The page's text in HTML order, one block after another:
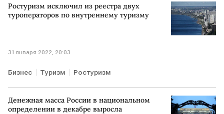
Ростуризм исключил из реестра двух
туроператоров по внутреннему туризму
31 января 2022, 20:03
Бизнес Туризм Ростуризм
Денежная масса России в национальном
определении в декабре выросла